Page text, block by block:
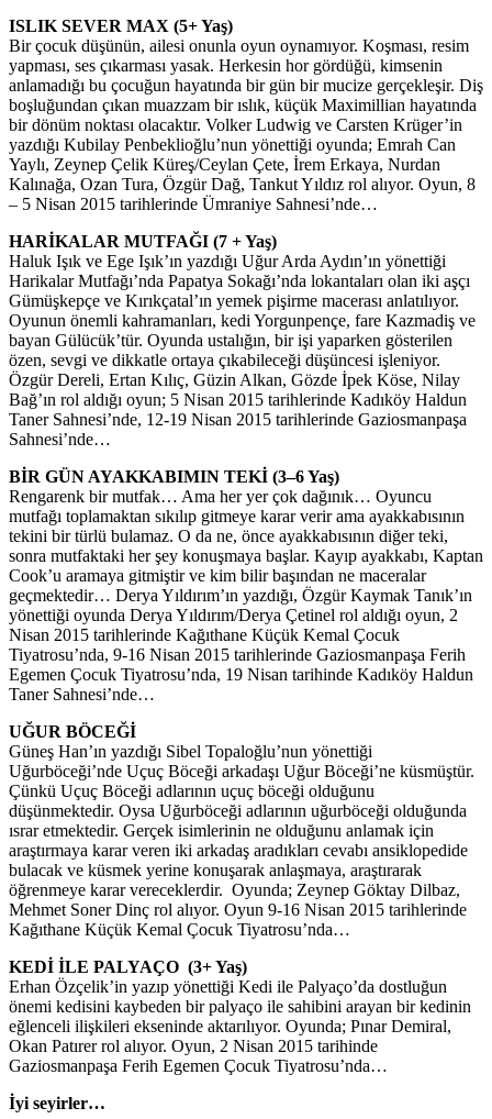
ISLIK SEVER MAX (5+ Yaş)
Bir çocuk düşünün, ailesi onunla oyun oynamıyor. Koşması, resim
yapması, ses çıkarması yasak. Herkesin hor gördüğü, kimsenin
anlamadığı bu çocuğun hayatında bir gün bir mucize gerçekleşir. Diş
boşluğundan çıkan muazzam bir ıslık, küçük Maximillian hayatında
bir dönüm noktası olacaktır. Volker Ludwig ve Carsten Krüger’in
yazdığı Kubilay Penbeklioğlu’nun yönettiği oyunda; Emrah Can
Yaylı, Zeynep Çelik Küreş/Ceylan Çete, İrem Erkaya, Nurdan
Kalınağa, Ozan Tura, Özgür Dağ, Tankut Yıldız rol alıyor. Oyun, 8
– 5 Nisan 2015 tarihlerinde Ümraniye Sahnesi’nde…
HARİKALAR MUTFAĞI (7 + Yaş)
Haluk Işık ve Ege Işık’ın yazdığı Uğur Arda Aydın’ın yönettiği
Harikalar Mutfağı’nda Papatya Sokağı’nda lokantaları olan iki aşçı
Gümüşkepçe ve Kırıkçatal’ın yemek pişirme macerası anlatılıyor.
Oyunun önemli kahramanları, kedi Yorgunpençe, fare Kazmadiş ve
bayan Gülücük’tür. Oyunda ustalığın, bir işi yaparken gösterilen
özen, sevgi ve dikkatle ortaya çıkabileceği düşüncesi işleniyor.
Özgür Dereli, Ertan Kılıç, Güzin Alkan, Gözde İpek Köse, Nilay
Bağ’ın rol aldığı oyun; 5 Nisan 2015 tarihlerinde Kadıköy Haldun
Taner Sahnesi’nde, 12-19 Nisan 2015 tarihlerinde Gaziosmanpaşa
Sahnesi’nde…
BİR GÜN AYAKKABIMIN TEKİ (3–6 Yaş)
Rengarenk bir mutfak… Ama her yer çok dağınık… Oyuncu
mutfağı toplamaktan sıkılıp gitmeye karar verir ama ayakkabısının
tekini bir türlü bulamaz. O da ne, önce ayakkabısının diğer teki,
sonra mutfaktaki her şey konuşmaya başlar. Kayıp ayakkabı, Kaptan
Cook’u aramaya gitmiştir ve kim bilir başından ne maceralar
geçmektedir… Derya Yıldırım’ın yazdığı, Özgür Kaymak Tanık’ın
yönettiği oyunda Derya Yıldırım/Derya Çetinel rol aldığı oyun, 2
Nisan 2015 tarihlerinde Kağıthane Küçük Kemal Çocuk
Tiyatrosu’nda, 9-16 Nisan 2015 tarihlerinde Gaziosmanpaşa Ferih
Egemen Çocuk Tiyatrosu’nda, 19 Nisan tarihinde Kadıköy Haldun
Taner Sahnesi’nde…
UĞUR BÖCEĞİ
Güneş Han’ın yazdığı Sibel Topaloğlu’nun yönettiği
Uğurböceği’nde Uçuç Böceği arkadaşı Uğur Böceği’ne küsmüştür.
Çünkü Uçuç Böceği adlarının uçuç böceği olduğunu
düşünmektedir. Oysa Uğurböceği adlarının uğurböceği olduğunda
ısrar etmektedir. Gerçek isimlerinin ne olduğunu anlamak için
araştırmaya karar veren iki arkadaş aradıkları cevabı ansiklopedide
bulacak ve küsmek yerine konuşarak anlaşmaya, araştırarak
öğrenmeye karar vereceklerdir. Oyunda; Zeynep Göktay Dilbaz,
Mehmet Soner Dinç rol alıyor. Oyun 9-16 Nisan 2015 tarihlerinde
Kağıthane Küçük Kemal Çocuk Tiyatrosu’nda…
KEDİ İLE PALYAÇO (3+ Yaş)
Erhan Özçelik’in yazıp yönettiği Kedi ile Palyaço’da dostluğun
önemi kedisini kaybeden bir palyaço ile sahibini arayan bir kedinin
eğlenceli ilişkileri ekseninde aktarılıyor. Oyunda; Pınar Demiral,
Okan Patırer rol alıyor. Oyun, 2 Nisan 2015 tarihinde
Gaziosmanpaşa Ferih Egemen Çocuk Tiyatrosu’nda…
İyi seyirler…